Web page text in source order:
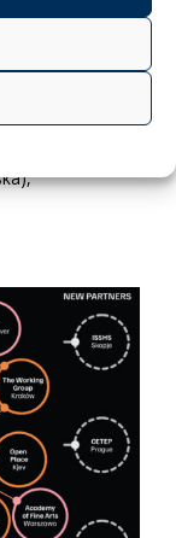
(Polska),
(Macedonia